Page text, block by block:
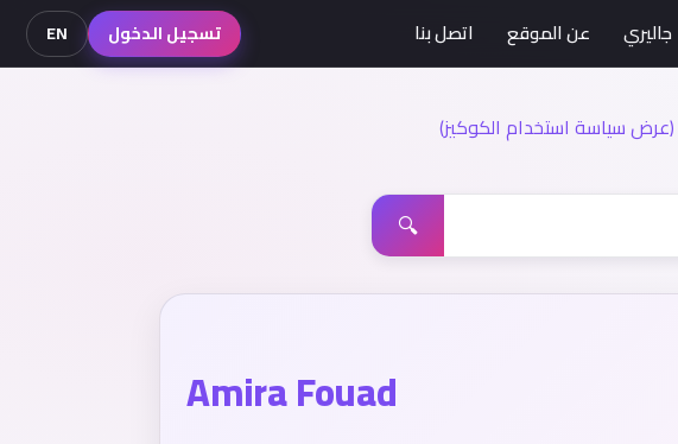
(عرض سياسة استخدام الكوكيز)
جاليري عن الموقع اتصل بنا تسجيل الدخول EN
🔍
Amira Fouad